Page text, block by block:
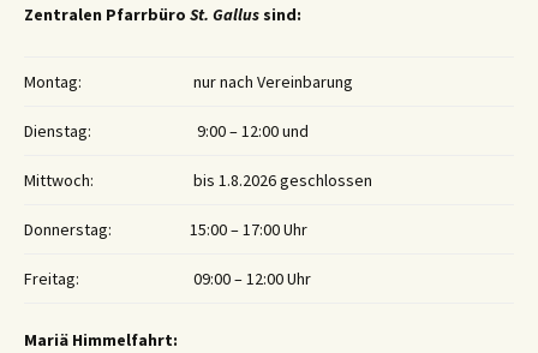
Zentralen Pfarrbüro St. Gallus sind:
Montag: nur nach Vereinbarung
Dienstag: 9:00 – 12:00 und
Mittwoch: bis 1.8.2026 geschlossen
Donnerstag: 15:00 – 17:00 Uhr
Freitag: 09:00 – 12:00 Uhr
Mariä Himmelfahrt: